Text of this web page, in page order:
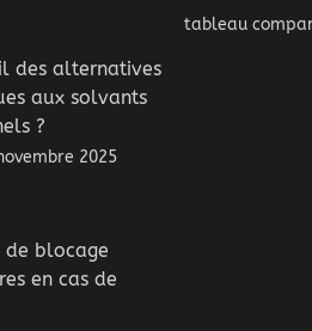
des alternatives
aux solvants
?
2025
de blocage
en cas de
tableau